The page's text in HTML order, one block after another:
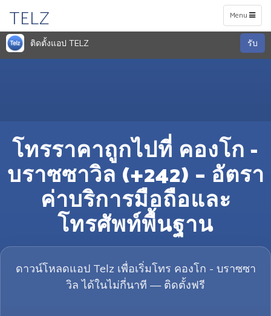
Toggle
navigation
Menu
TELZ
ติดตั้งแอป TELZ รับ
โทรราคาถูกไปที่ คองโก -
บราซซาวิล (+242) – อัตรา
ค่าบริการมือถือและ
โทรศัพท์พื้นฐาน
ดาวน์โหลดแอป Telz เพื่อเริ่มโทร คองโก - บราซซา
วิล ได้ในไม่กี่นาที — ติดตั้งฟรี